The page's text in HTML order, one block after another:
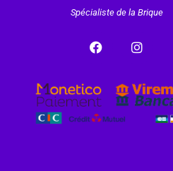
Spécialiste de la Brique